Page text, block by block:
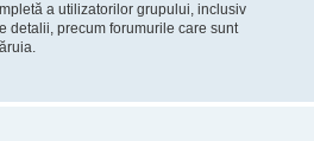
a utilizatorilor grupului, inclusiv
detalii, precum forumurile care sunt